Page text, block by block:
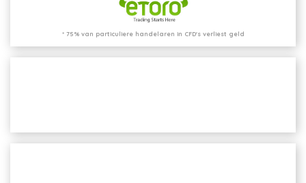
* 75% van particuliere handelaren in CFD's verliest geld